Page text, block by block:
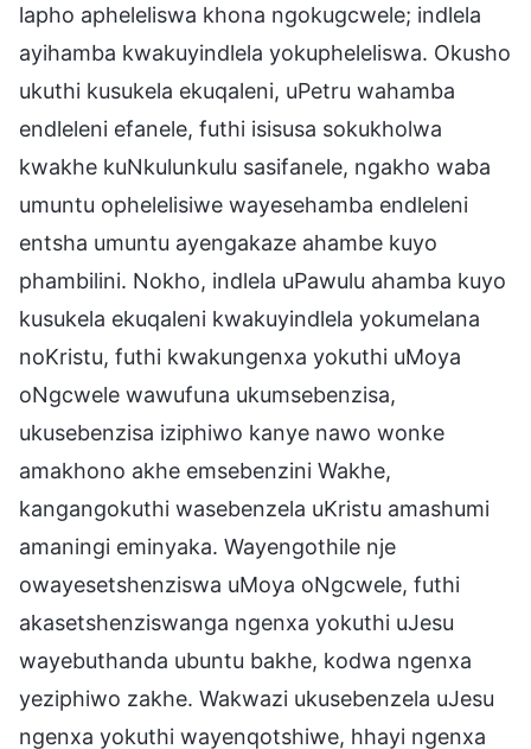
lapho apheleliswa khona ngokugcwele; indlela
ayihamba kwakuyindlela yokupheleliswa. Okusho
ukuthi kusukela ekuqaleni, uPetru wahamba
endleleni efanele, futhi isisusa sokukholwa
kwakhe kuNkulunkulu sasifanele, ngakho waba
umuntu ophelelisiwe wayesehamba endleleni
entsha umuntu ayengakaze ahambe kuyo
phambilini. Nokho, indlela uPawulu ahamba kuyo
kusukela ekuqaleni kwakuyindlela yokumelana
noKristu, futhi kwakungenxa yokuthi uMoya
oNgcwele wawufuna ukumsebenzisa,
ukusebenzisa iziphiwo kanye nawo wonke
amakhono akhe emsebenzini Wakhe,
kangangokuthi wasebenzela uKristu amashumi
amaningi eminyaka. Wayengothile nje
owayesetshenziswa uMoya oNgcwele, futhi
akasetshenziswanga ngenxa yokuthi uJesu
wayebuthanda ubuntu bakhe, kodwa ngenxa
yeziphiwo zakhe. Wakwazi ukusebenzela uJesu
ngenxa yokuthi wayenqotshiwe, hhayi ngenxa